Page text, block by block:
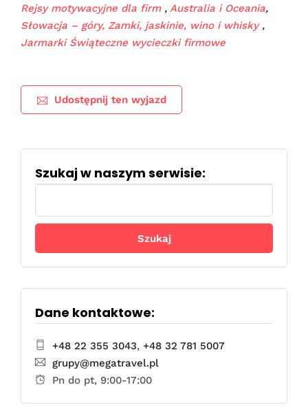
Rejsy motywacyjne dla firm, Australia i Oceania,
Słowacja – góry, Zamki, jaskinie, wino i whisky,
Jarmarki Świąteczne wycieczki firmowe
Udostępnij ten wyjazd
Szukaj w naszym serwisie:
Dane kontaktowe:
+48 22 355 3043, +48 32 781 5007
grupy@megatravel.pl
Pn do pt, 9:00-17:00